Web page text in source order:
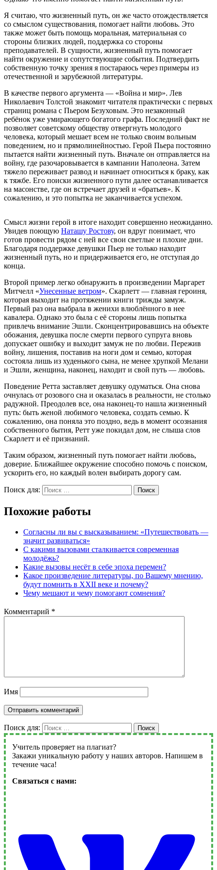
Я считаю, что жизненный путь, он же часто отождествляется
со смыслом существования, помогает найти любовь. Это
также может быть помощь моральная, материальная со
стороны близких людей, поддержка со стороны
преподавателей. В сущности, жизненный путь помогает
найти окружение и сопутствующие события. Подтвердить
собственную точку зрения я постараюсь через примеры из
отечественной и зарубежной литературы.
В качестве первого аргумента — «Война и мир». Лев
Николаевич Толстой знакомит читателя практически с первых
страниц романа с Пьером Безуховым. Это незаконный
ребёнок уже умирающего богатого графа. Последний факт не
позволяет советскому обществу отвергнуть молодого
человека, который мешает всем не только своим вольным
поведением, но и прямолинейностью. Герой Пьера постоянно
пытается найти жизненный путь. Вначале он отправляется на
войну, где разочаровывается в кампании Наполеона. Затем
тяжело переживает развод и начинает относиться к браку, как
к тяжбе. Его поиски жизненного пути далее останавливается
на масонстве, где он встречает друзей и «братьев». К
сожалению, и это попытка не заканчивается успехом.
Смысл жизни герой в итоге находит совершенно неожиданно.
Увидев поющую Наташу Ростову, он вдруг понимает, что
готов провести рядом с ней все свои светлые и плохие дни.
Благодаря поддержке девушки Пьер не только находит
жизненный путь, но и придерживается его, не отступая до
конца.
Второй пример легко обнаружить в произведении Маргарет
Митчелл «Унесенные ветром». Скарлетт — главная героиня,
которая выходит на протяжении книги трижды замуж.
Первый раз она выбрала в женихи влюблённого в нее
кавалера. Однако это была с её стороны лишь попытка
привлечь внимание Эшли. Сконцентрировавшись на объекте
обожания, девушка после смерти первого супруга вновь
допускает ошибку и выходит замуж не по любви. Пережив
войну, лишения, поставив на ноги дом и семью, которая
состояла лишь из худенького сына, не менее хрупкой Мелани
и Эшли, женщина, наконец, находит и свой путь — любовь.
Поведение Ретта заставляет девушку одуматься. Она снова
очнулась от розового сна и оказалась в реальности, не столько
радужной. Преодолев все, она наконец-то нашла жизненный
путь: быть женой любимого человека, создать семью. К
сожалению, она поняла это поздно, ведь в момент осознания
собственного бытия, Ретт уже покидал дом, не слыша слов
Скарлетт и её признаний.
Таким образом, жизненный путь помогает найти любовь,
доверие. Ближайшее окружение способно помочь с поиском,
ускорить его, но каждый волен выбирать дорогу сам.
Поиск для: Поиск
Похожие работы
Согласны ли вы с высказыванием: «Путешествовать —
значит развиваться»
С какими вызовами сталкивается современная
молодёжь?
Какие вызовы несёт в себе эпоха перемен?
Какое произведение литературы, по Вашему мнению,
будут помнить в XXII веке и почему?
Чему мешают и чему помогают сомнения?
Комментарий *
Имя
Поиск для: Поиск
Учитель проверяет на плагиат?
Закажи уникальную работу у наших авторов. Напишем в
течение часа!
Связаться с нами: